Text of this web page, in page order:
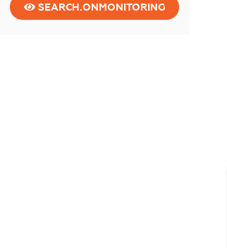
SEARCH.ONMONITORING